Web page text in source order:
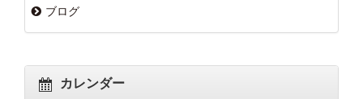
ブログ
カレンダー